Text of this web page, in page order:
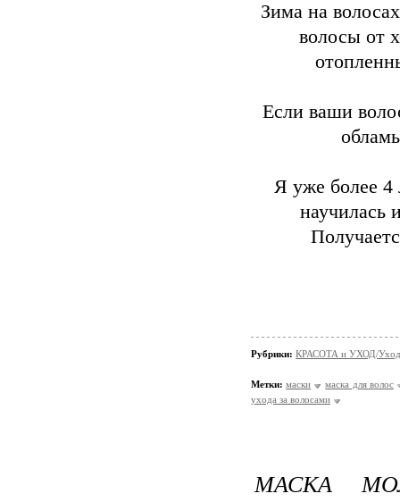
Зима на
волосы от
Если ваши
Я уже более 4
научилась
Рубрики: КРАСОТА и УХОД/Уход
Метки: маски
маска для волос
ухода за волосами
МАСКА